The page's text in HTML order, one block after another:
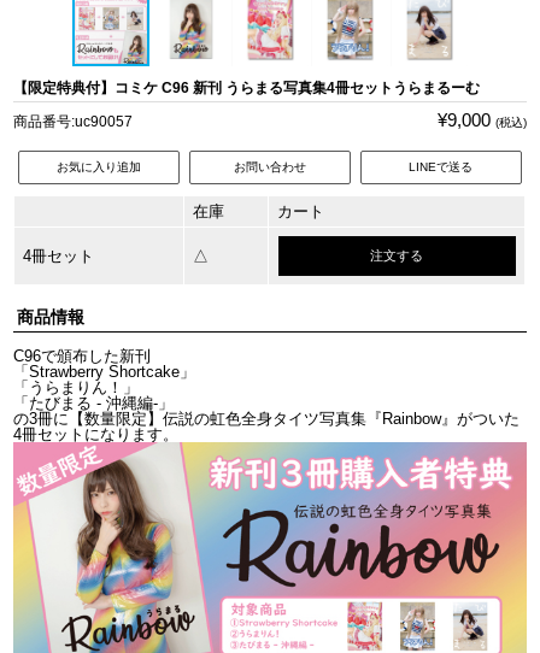
【限定特典付】コミケ C96 新刊 うらまる写真集4冊セットうらまるーむ
¥9,000 (税込)
商品番号:uc90057
お気に入り追加 お問い合わせ LINEで送る
在庫 カート
4冊セット △ 注文する
商品情報
C96で頒布した新刊
「Strawberry Shortcake」
「うらまりん！」
「たびまる - 沖縄編-」
の3冊に【数量限定】伝説の虹色全身タイツ写真集『Rainbow』がついた
4冊セットになります。